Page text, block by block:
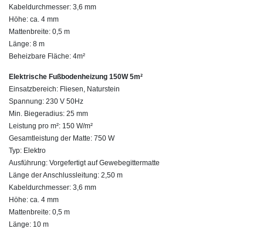
Kabeldurchmesser: 3,6 mm
Höhe: ca. 4 mm
Mattenbreite: 0,5 m
Länge: 8 m
Beheizbare Fläche: 4m²
Elektrische Fußbodenheizung 150W 5m²
Einsatzbereich: Fliesen, Naturstein
Spannung: 230 V 50Hz
Min. Biegeradius: 25 mm
Leistung pro m²: 150 W/m²
Gesamtleistung der Matte: 750 W
Typ: Elektro
Ausführung: Vorgefertigt auf Gewebegittermatte
Länge der Anschlussleitung: 2,50 m
Kabeldurchmesser: 3,6 mm
Höhe: ca. 4 mm
Mattenbreite: 0,5 m
Länge: 10 m